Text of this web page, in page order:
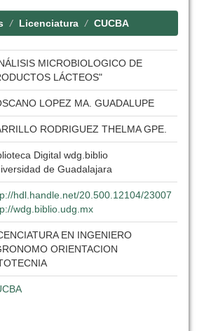
Licenciatura CUCBA
MICROBIOLOGICO DE
LÁCTEOS"
LOPEZ MA. GUADALUPE
RODRIGUEZ THELMA GPE.
Digital wdg.biblio
de Guadalajara
hdl.handle.net/20.500.12104/23007
wdg.biblio.udg.mx
EN INGENIERO
ORIENTACION